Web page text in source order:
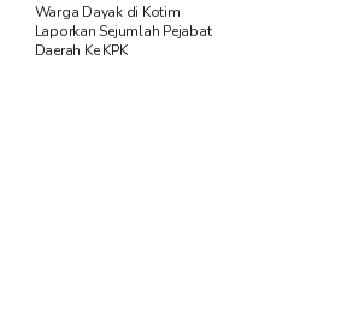
Warga Dayak di Kotim
Laporkan Sejumlah Pejabat
Daerah Ke KPK